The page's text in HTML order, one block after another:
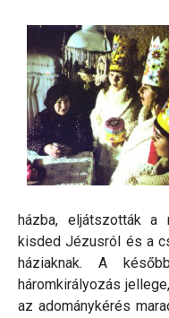
házba, eljátszották a
kisded Jézusról és a
háziaknak. A
háromkirályozás
az adománykérés